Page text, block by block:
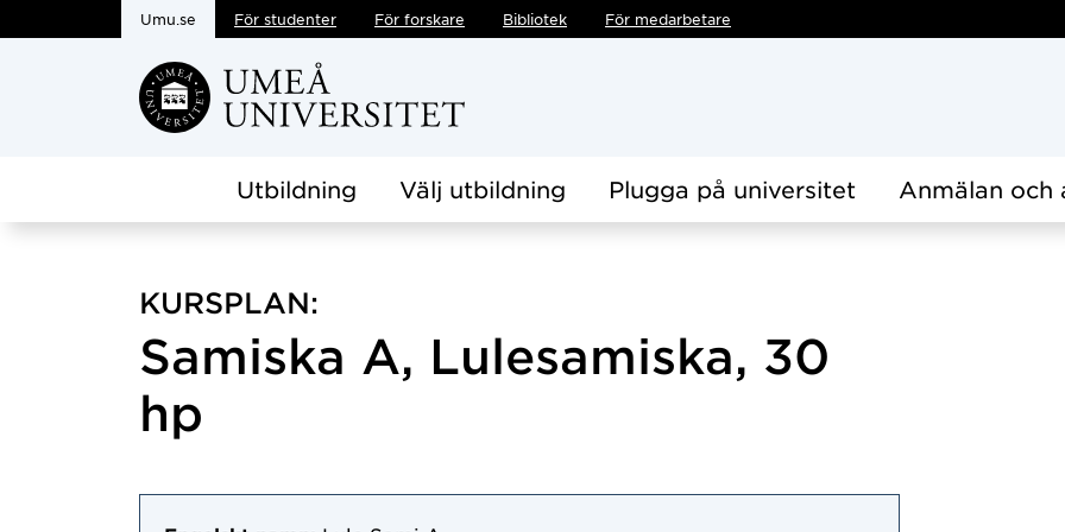
Hoppa direkt till innehållet
Umu.se För studenter För forskare Bibliotek För medarbetare
Utbildning Välj utbildning Plugga på universitet Anmälan och
KURSPLAN:
Samiska A, Lulesamiska, 30
hp